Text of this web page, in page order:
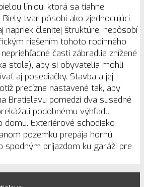
líniou, ktorá sa tiahne
tvar pôsobí ako zjednocujúci
napriek členitej štruktúre, nepôsobí
riešením tohoto rodinného
časti zábradlia znížené
stola), aby si obyvatelia mohli
aj posediačky. Stavba a jej
precízne nastavené tak, aby
Bratislavu pomedzi dva susedné
podobnému výhľadu
domu. Exteriérové schodisko
pozemku prepája hornú
spodným príjazdom ku garáži pre